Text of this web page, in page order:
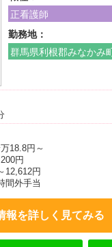
正看護師
勤務地：
群馬県利根郡みなかみ
18.8円～
円
12,612円
外手当
報を詳しく見てみる